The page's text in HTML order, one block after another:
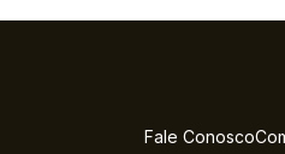
Fale Conosco